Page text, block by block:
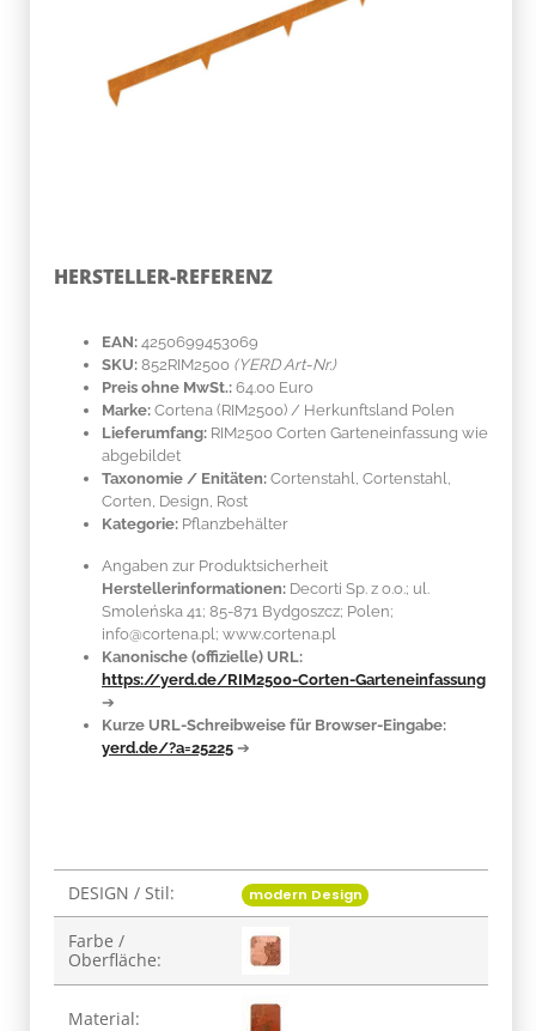
HERSTELLER-REFERENZ
EAN: 4250699453069
SKU: 852RIM2500 (YERD Art-Nr.)
Preis ohne MwSt.: 64.00 Euro
Marke: Cortena (RIM2500) / Herkunftsland Polen
Lieferumfang: RIM2500 Corten Garteneinfassung wie
abgebildet
Taxonomie / Enitäten: Cortenstahl , Cortenstahl,
Corten, Design, Rost
Kategorie: Pflanzbehälter
Angaben zur Produktsicherheit
Herstellerinformationen: Decorti Sp. z o.o.; ul.
Smoleńska 41; 85-871 Bydgoszcz; Polen;
info@cortena.pl; www.cortena.pl
Kanonische (offizielle) URL:
https://yerd.de/RIM2500-Corten-Garteneinfassung
➔
Kurze URL-Schreibweise für Browser-Eingabe:
yerd.de/?a=25225 ➔
Produkteigenschaft
Wert
DESIGN / Stil: modern Design
Farbe /
Oberfläche:
Material: